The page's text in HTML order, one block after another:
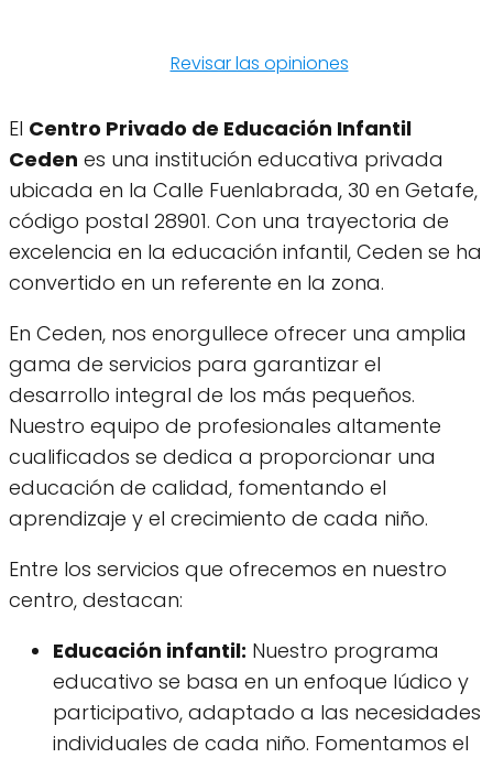
Revisar las opiniones
El Centro Privado de Educación Infantil
Ceden es una institución educativa privada
ubicada en la Calle Fuenlabrada, 30 en Getafe,
código postal 28901. Con una trayectoria de
excelencia en la educación infantil, Ceden se ha
convertido en un referente en la zona.
En Ceden, nos enorgullece ofrecer una amplia
gama de servicios para garantizar el
desarrollo integral de los más pequeños.
Nuestro equipo de profesionales altamente
cualificados se dedica a proporcionar una
educación de calidad, fomentando el
aprendizaje y el crecimiento de cada niño.
Entre los servicios que ofrecemos en nuestro
centro, destacan:
Educación infantil: Nuestro programa
educativo se basa en un enfoque lúdico y
participativo, adaptado a las necesidades
individuales de cada niño. Fomentamos el